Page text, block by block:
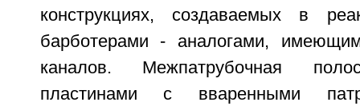
конструкциях, создаваемых в
барботерами - аналогами,
каналов. Межпатрубочная
пластинами с вваренными